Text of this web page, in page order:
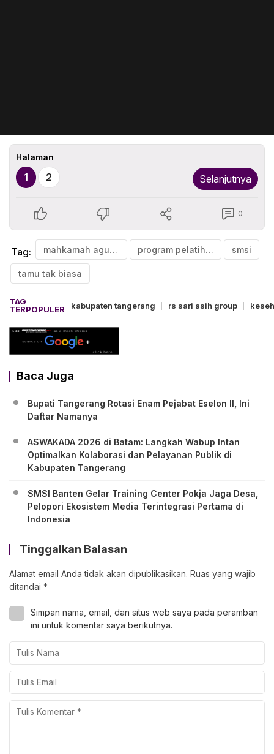
Halaman
1 2 Selanjutnya
0
Tag: mahkamah agung program pelatihan mediator smsi
tamu tak biasa
TAG
TERPOPULER
kabupaten tangerang rs sari asih group
Baca Juga
Bupati Tangerang Rotasi Enam Pejabat Eselon II, Ini
Daftar Namanya
ASWAKADA 2026 di Batam: Langkah Wabup Intan
Optimalkan Kolaborasi dan Pelayanan Publik di
Kabupaten Tangerang
SMSI Banten Gelar Training Center Pokja Jaga Desa,
Pelopori Ekosistem Media Terintegrasi Pertama di
Indonesia
Tinggalkan Balasan
Alamat email Anda tidak akan dipublikasikan. Ruas yang wajib
ditandai *
Simpan nama, email, dan situs web saya pada peramban
ini untuk komentar saya berikutnya.